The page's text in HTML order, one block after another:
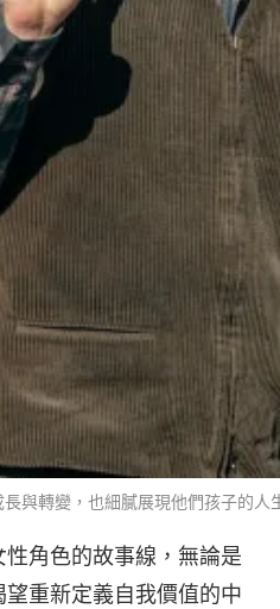
與轉變，也細膩展現他們孩子的人
角色的故事線，無論是
重新定義自我價值的中